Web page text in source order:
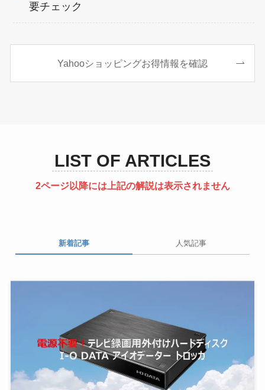
要チェック
Yahooショッピングお得情報を確認
LIST OF ARTICLES
2ページ以降には上記の解説は表示されません
新着記事 人気記事